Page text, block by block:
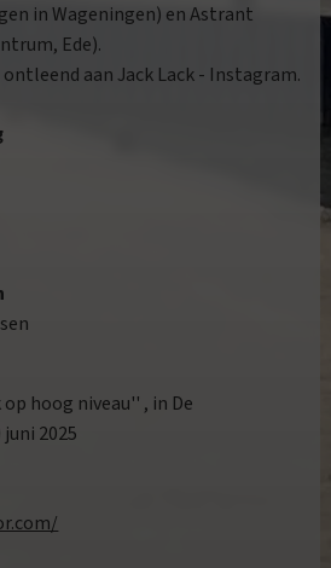
in Wageningen) en Astrant
Ede).
aan Jack Lack - Instagram.
hoog niveau'' , in De
2025